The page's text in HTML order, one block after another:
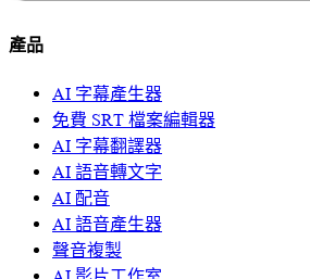
產品
AI 字幕產生器
免費 SRT 檔案編輯器
AI 字幕翻譯器
AI 語音轉文字
AI 配音
AI 語音產生器
聲音複製